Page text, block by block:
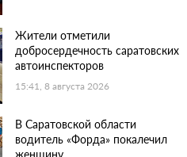
Жители отметили
добросердечность саратовских
автоинспекторов
15:41, 8 августа 2026
В Саратовской области
водитель «Форда» покалечил